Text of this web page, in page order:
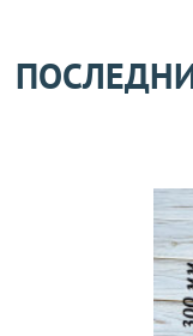
качества
получения товара